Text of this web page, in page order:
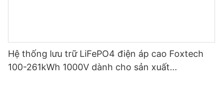
Hệ thống lưu trữ LiFePO4 điện áp cao Foxtech
100-261kWh 1000V dành cho sản xuất